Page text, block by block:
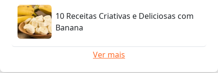
10 Receitas Criativas e Deliciosas com
Banana
Ver mais